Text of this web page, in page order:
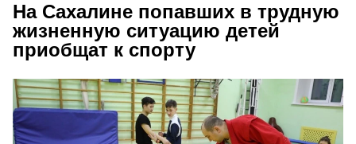
На Сахалине попавших в трудную
жизненную ситуацию детей
приобщат к спорту